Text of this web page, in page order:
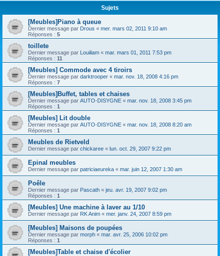
Sujets
[Meubles]Piano à queue
Dernier message par Drous « mer. mars 02, 2011 9:10 am
Réponses : 5
toillete
Dernier message par Louiliam « mar. mars 01, 2011 7:53 pm
Réponses : 11
[Meubles] Commode avec 4 tiroirs
Dernier message par darktrooper « mar. nov. 18, 2008 4:16 pm
Réponses : 7
[Meubles]Buffet, tables et chaises
Dernier message par AUTO-DISYGNE « mar. nov. 18, 2008 3:45 pm
Réponses : 1
[Meubles] Lit double
Dernier message par AUTO-DISYGNE « mar. nov. 18, 2008 8:20 am
Réponses : 1
Meubles de Rietveld
Dernier message par chickaree « lun. oct. 29, 2007 9:22 pm
Epinal meubles
Dernier message par patriciaeureka « mar. juin 12, 2007 1:30 am
Poêle
Dernier message par Pascath « jeu. avr. 19, 2007 9:02 pm
Réponses : 1
[Meubles] Une machine à laver au 1/10
Dernier message par RK Anim « mer. janv. 24, 2007 8:59 pm
[Meubles] Maisons de poupées
Dernier message par morph « mar. avr. 25, 2006 10:02 pm
Réponses : 1
[Meubles]Table et chaise d'écolier